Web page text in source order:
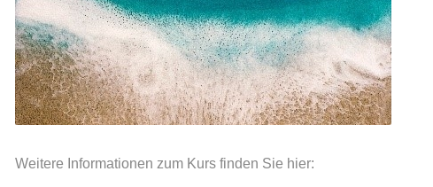
Weitere Informationen zum Kurs finden Sie hier: